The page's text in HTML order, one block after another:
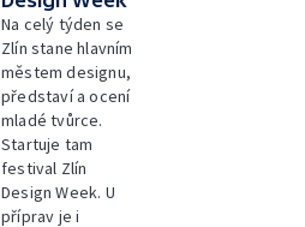
Na celý týden se
Zlín stane hlavním
městem designu,
představí a ocení
mladé tvůrce.
Startuje tam
festival Zlín
Design Week. U
příprav je i